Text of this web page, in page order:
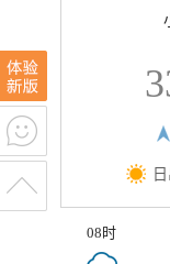
08时